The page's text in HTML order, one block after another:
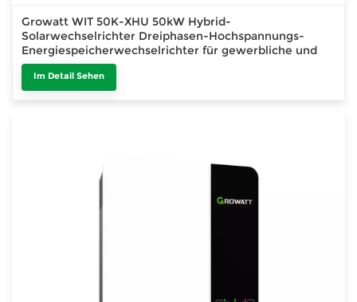
Growatt WIT 50K-XHU 50kW Hybrid-
Solarwechselrichter Dreiphasen-Hochspannungs-
Energiespeicherwechselrichter für gewerbliche und
industrielle Anwendungen
Im Detail Sehen